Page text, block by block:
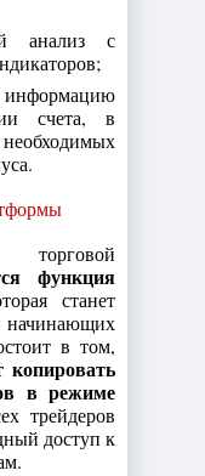
анализ с
информацию
счета, в
торговой
функция
станет
начинающих
в том,
в режиме
трейдеров
доступ к